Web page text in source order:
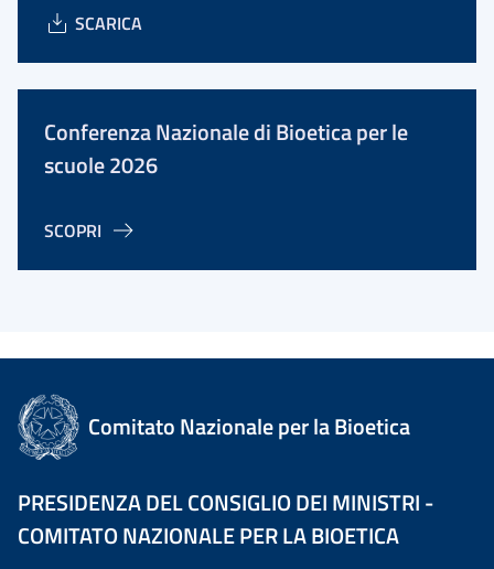
SCARICA
Conferenza Nazionale di Bioetica per le
scuole 2026
SCOPRI
Comitato Nazionale per la Bioetica
PRESIDENZA DEL CONSIGLIO DEI MINISTRI -
COMITATO NAZIONALE PER LA BIOETICA